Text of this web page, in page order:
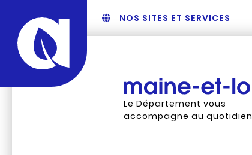
NOS SITES ET SERVICES
Le Département vous
accompagne au quotidien